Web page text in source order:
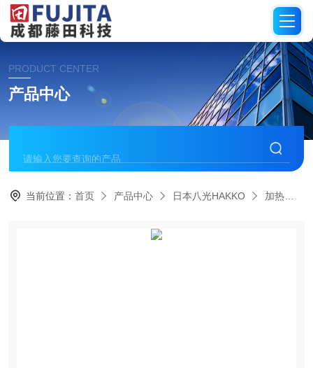
PRODUCT CENTER
产品中心
当前位置：首页 产品中心 日本八光HAKKO 加热棒